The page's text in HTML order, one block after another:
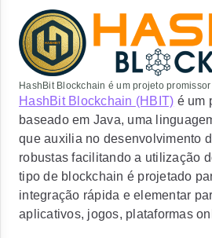
HashBit Blockchain é um projeto promissor
HashBit Blockchain (HBIT) é um
baseado em Java, uma
que auxilia no desenvolvimento
robustas facilitando a utilização
tipo de blockchain é projetado
integração rápida e elementar
aplicativos, jogos, plataformas